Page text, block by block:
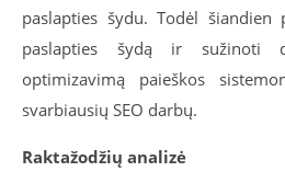
paslapties šydu. Todėl šiandien
paslapties šydą ir sužinoti
optimizavimą paieškos
svarbiausių SEO darbų.
Raktažodžių analizė